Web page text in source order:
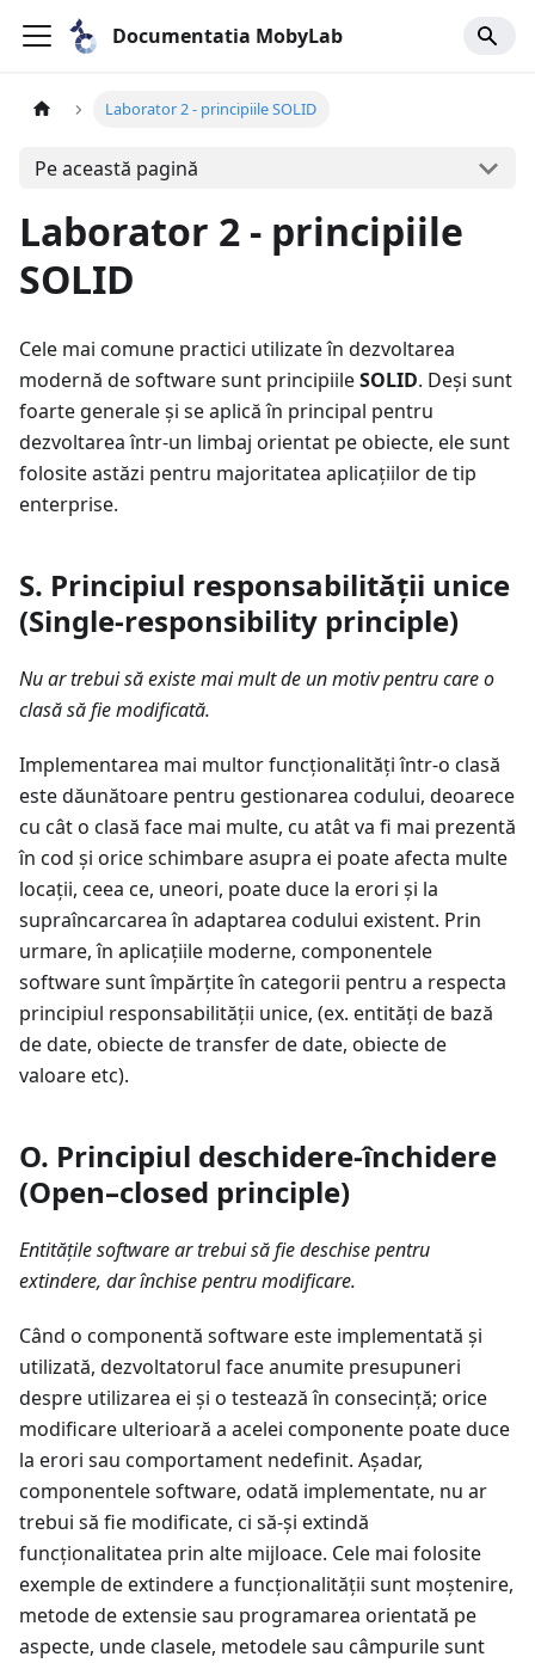
Documentatia MobyLab
Laborator 2 - principiile SOLID
Pe această pagină
Laborator 2 - principiile
SOLID
Cele mai comune practici utilizate în dezvoltarea
modernă de software sunt principiileSOLID. Deși sunt
foarte generale și se aplică în principal pentru
dezvoltarea într-un limbaj orientat pe obiecte, ele sunt
folosite astăzi pentru majoritatea aplicațiilor de tip
enterprise.
S. Principiul responsabilității unice
(Single-responsibility principle)
Nu ar trebui să existe mai mult de un motiv pentru care o
clasă să fie modificată.
Implementarea mai multor funcționalități într-o clasă
este dăunătoare pentru gestionarea codului, deoarece
cu cât o clasă face mai multe, cu atât va fi mai prezentă
în cod și orice schimbare asupra ei poate afecta multe
locații, ceea ce, uneori, poate duce la erori și la
supraîncarcarea în adaptarea codului existent. Prin
urmare, în aplicațiile moderne, componentele
software sunt împărțite în categorii pentru a respecta
principiul responsabilității unice, (ex. entități de bază
de date, obiecte de transfer de date, obiecte de
valoare etc).
O. Principiul deschidere-închidere
(Open–closed principle)
Entitățile software ar trebui să fie deschise pentru
extindere, dar închise pentru modificare.
Când o componentă software este implementată și
utilizată, dezvoltatorul face anumite presupuneri
despre utilizarea ei și o testează în consecință; orice
modificare ulterioară a acelei componente poate duce
la erori sau comportament nedefinit. Așadar,
componentele software, odată implementate, nu ar
trebui să fie modificate, ci să-și extindă
funcționalitatea prin alte mijloace. Cele mai folosite
exemple de extindere a funcționalității sunt moștenire,
metode de extensie sau programarea orientată pe
aspecte, unde clasele, metodele sau câmpurile sunt